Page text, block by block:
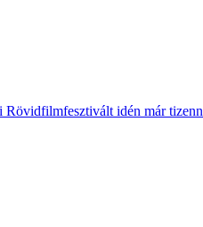
Rövidfilmfesztivált idén már